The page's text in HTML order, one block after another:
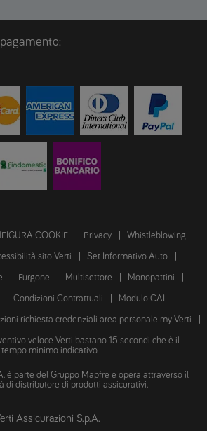
COOKIE Privacy Whistleblowing
sito Verti Set Informativo Auto
Furgone Multisettore Monopattini
Condizioni Contrattuali Modulo CAI
richiesta credenziali area personale my Verti
veloce Verti bastano 15 secondi che è il
tempo minimo indicativo.
è parte del Gruppo Mapfre e opera attraverso il
di distributore di prodotti assicurativi.
Assicurazioni S.p.A.